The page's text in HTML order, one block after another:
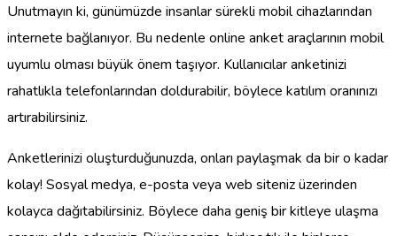
Unutmayın ki, günümüzde insanlar sürekli mobil cihazlarından
internete bağlanıyor. Bu nedenle online anket araçlarının mobil
uyumlu olması büyük önem taşıyor. Kullanıcılar anketinizi
rahatlıkla telefonlarından doldurabilir, böylece katılım oranınızı
artırabilirsiniz.
Anketlerinizi oluşturduğunuzda, onları paylaşmak da bir o kadar
kolay! Sosyal medya, e-posta veya web siteniz üzerinden
kolayca dağıtabilirsiniz. Böylece daha geniş bir kitleye ulaşma